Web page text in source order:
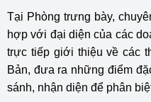
Tại Phòng trưng bày,
hợp với đại diện của các
trực tiếp giới thiệu về các
Bản, đưa ra những điểm
sánh, nhận diện để phân